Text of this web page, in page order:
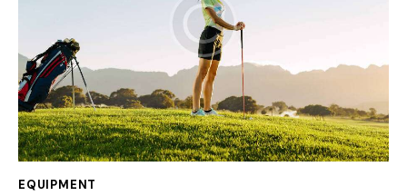
EQUIPMENT